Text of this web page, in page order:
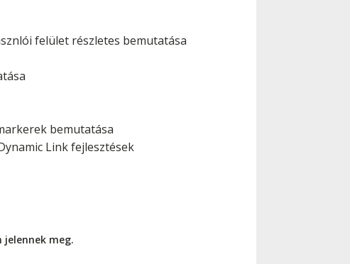
felület részletes bemutatása
bemutatása
Link fejlesztések
meg.